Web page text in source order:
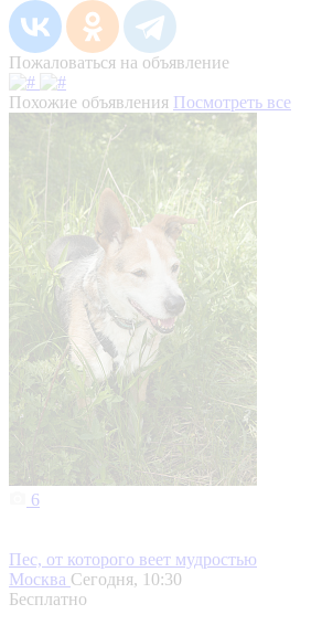
Пожаловаться на объявление
Похожие объявления Посмотреть все
6
Пес, от которого веет мудростью
Москва Сегодня, 10:30
Бесплатно